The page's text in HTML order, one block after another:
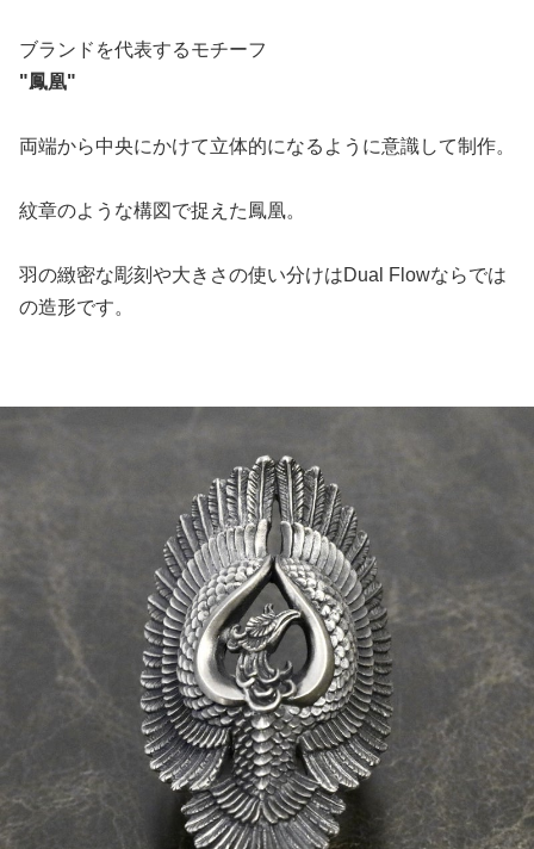
ブランドを代表するモチーフ
"鳳凰"
両端から中央にかけて立体的になるように意識して制作。
紋章のような構図で捉えた鳳凰。
羽の緻密な彫刻や大きさの使い分けはDual Flowならでは
の造形です。